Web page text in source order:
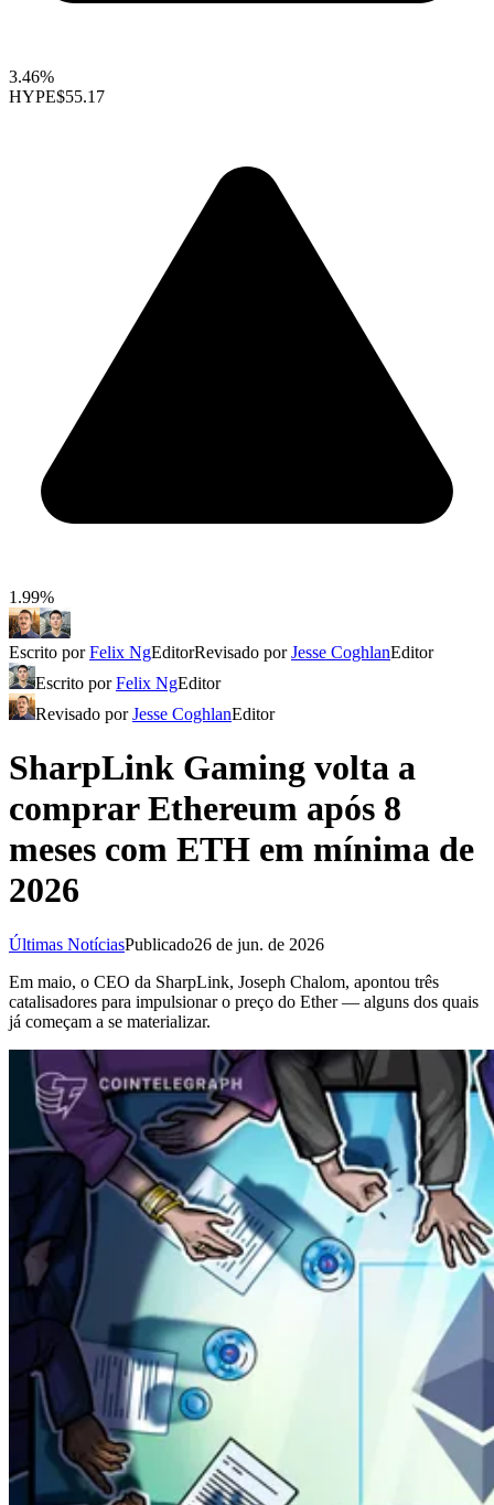
3.46%
HYPE$55.17
1.99%
Escrito porFelix NgEditorRevisado porJesse CoghlanEditor
Escrito porFelix NgEditor
Revisado porJesse CoghlanEditor
SharpLink Gaming volta a
comprar Ethereum após 8
meses com ETH em mínima de
2026
Últimas NotíciasPublicado26 de jun. de 2026
Em maio, o CEO da SharpLink, Joseph Chalom, apontou três
catalisadores para impulsionar o preço do Ether — alguns dos quais
já começam a se materializar.